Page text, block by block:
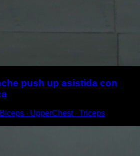
push up asistida con
∙ UpperChest ∙ Triceps